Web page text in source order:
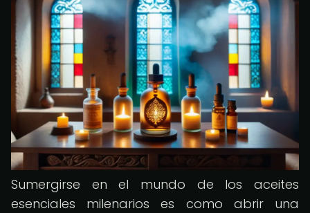
Sumergirse en el mundo de los aceites
esenciales milenarios es como abrir una